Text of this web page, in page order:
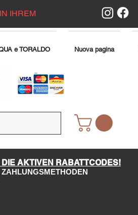
IHREM
e TORALDO Nuova pagina
AKTIVEN RABATTCODES!